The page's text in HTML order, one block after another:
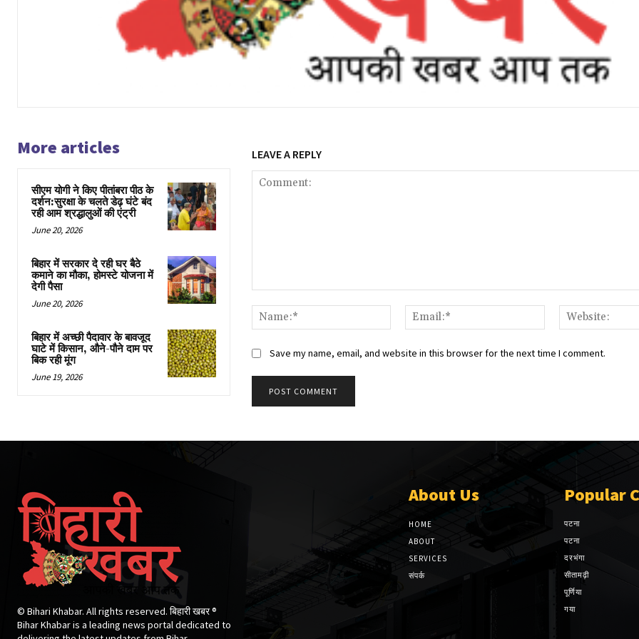
More articles
सीएम योगी ने किए पीतांबरा पीठ के
दर्शन:सुरक्षा के चलते डेढ़ घंटे बंद
रही आम श्रद्धालुओं की एंट्री
June 20, 2026
बिहार में सरकार दे रही घर बैठे
कमाने का मौका, होमस्टे योजना में
देगी पैसा
June 20, 2026
बिहार में अच्छी पैदावार के बावजूद
घाटे में किसान, औने-पौने दाम पर
बिक रही मूंग
June 19, 2026
LEAVE A REPLY
Name:*
Email:*
Save my name, email, and website in this browser for the next time I comment.
© Bihari Khabar. All rights reserved. बिहारी खबर ®​
Bihar Khabar is a leading news portal dedicated to
About Us
HOME
ABOUT
SERVICES
संपर्क
Popular
पटना
पटना
दरभंगा
सीतामढ़ी
पूर्णिया
गया